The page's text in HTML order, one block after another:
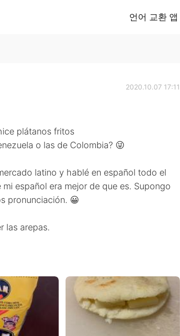
언어 교환 앱
2020.10.07 17:11
plátanos fritos
o las de Colombia? 😜
latino y hablé en español todo el
español era mejor de que es. Supongo
pronunciación. 😀
las arepas.